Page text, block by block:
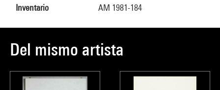
Inventario AM 1981-184
Del mismo artista